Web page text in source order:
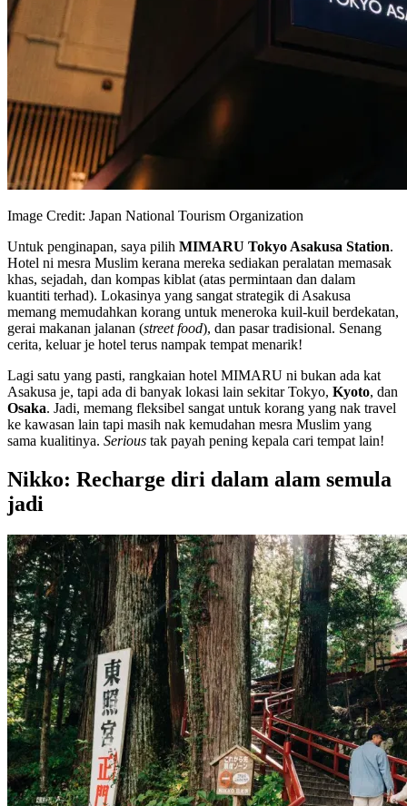
Image Credit: Japan National Tourism Organization
Untuk penginapan, saya pilih MIMARU Tokyo Asakusa Station.
Hotel ni mesra Muslim kerana mereka sediakan peralatan memasak
khas, sejadah, dan kompas kiblat (atas permintaan dan dalam
kuantiti terhad). Lokasinya yang sangat strategik di Asakusa
memang memudahkan korang untuk meneroka kuil-kuil berdekatan,
gerai makanan jalanan (street food), dan pasar tradisional. Senang
cerita, keluar je hotel terus nampak tempat menarik!
Lagi satu yang pasti, rangkaian hotel MIMARU ni bukan ada kat
Asakusa je, tapi ada di banyak lokasi lain sekitar Tokyo, Kyoto, dan
Osaka. Jadi, memang fleksibel sangat untuk korang yang nak travel
ke kawasan lain tapi masih nak kemudahan mesra Muslim yang
sama kualitinya. Serious tak payah pening kepala cari tempat lain!
Nikko: Recharge diri dalam alam semula
jadi